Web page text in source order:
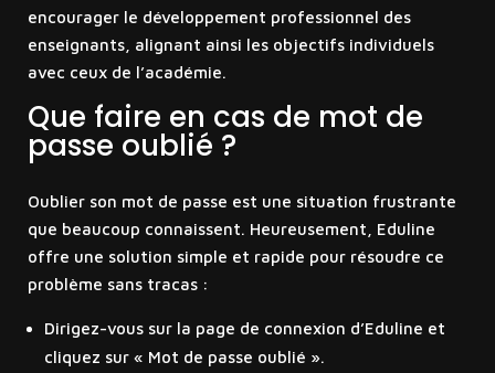
encourager le développement professionnel des
enseignants, alignant ainsi les objectifs individuels
avec ceux de l’académie.
Que faire en cas de mot de
passe oublié ?
Oublier son mot de passe est une situation frustrante
que beaucoup connaissent. Heureusement, Eduline
offre une solution simple et rapide pour résoudre ce
problème sans tracas :
Dirigez-vous sur la page de connexion d’Eduline et
cliquez sur « Mot de passe oublié ».